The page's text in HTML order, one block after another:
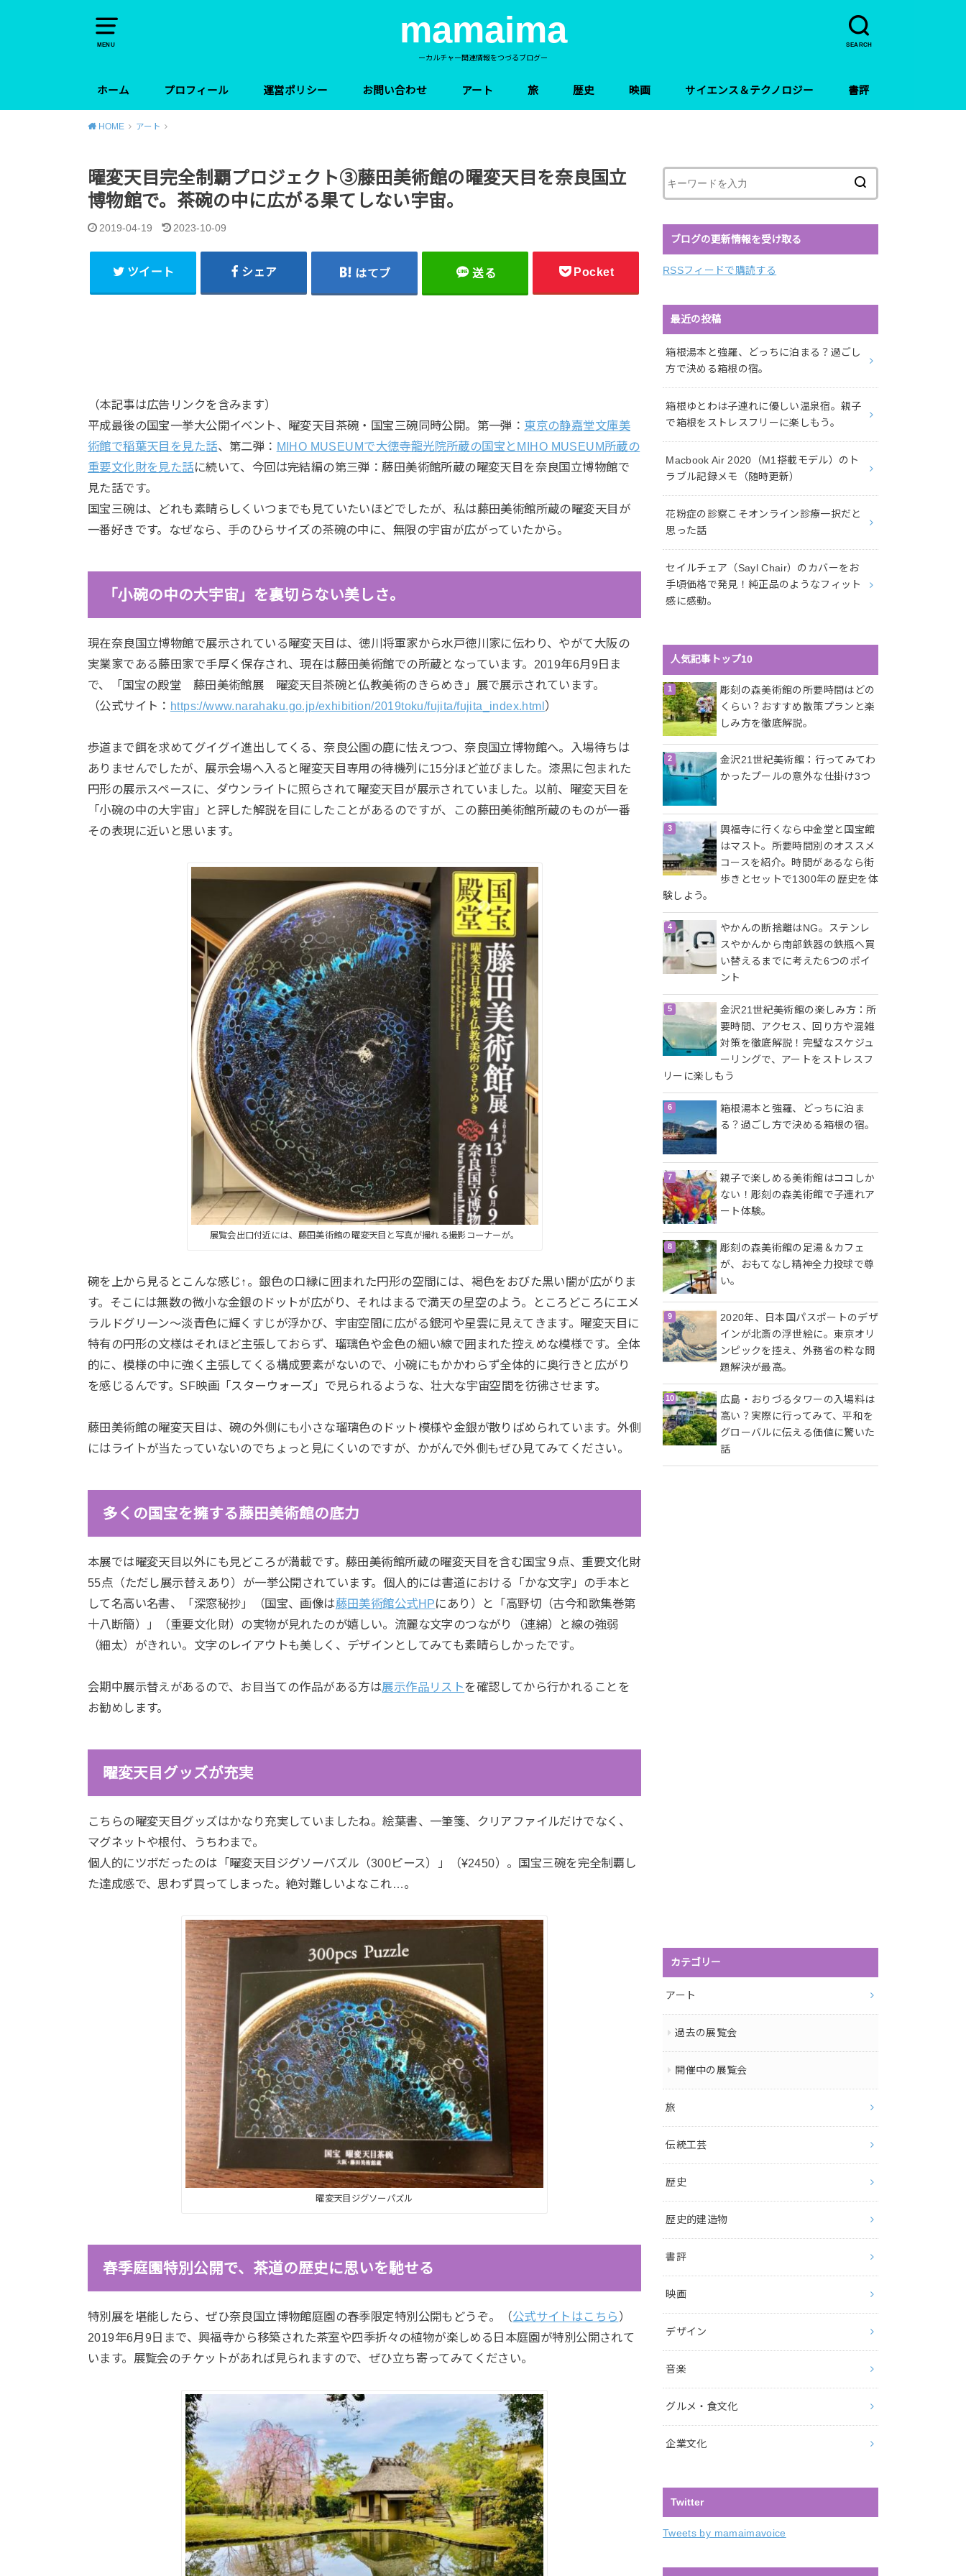
MENU SEARCH
mamaima
ーカルチャー関連情報をつづるブログー
ホーム プロフィール 運営ポリシー お問い合わせ アート 旅 歴史 映画 サイエンス＆テクノロジー 書評
HOME アート
曜変天目完全制覇プロジェクト③藤田美術館の曜変天目を奈良国立
博物館で。茶碗の中に広がる果てしない宇宙。
2019-04-19 2023-10-09
ツイート シェア はてブ 送る Pocket
（本記事は広告リンクを含みます）
平成最後の国宝一挙大公開イベント、曜変天目茶碗・国宝三碗同時公開。第一弾： 東京の静嘉堂文庫美
術館で稲葉天目を見た話、第二弾： MIHO MUSEUMで大徳寺龍光院所蔵の国宝とMIHO MUSEUM所蔵の
重要文化財を見た話に続いて、今回は完結編の第三弾：藤田美術館所蔵の曜変天目を奈良国立博物館で
見た話です。
国宝三碗は、どれも素晴らしくいつまでも見ていたいほどでしたが、私は藤田美術館所蔵の曜変天目が
一番好きです。なぜなら、手のひらサイズの茶碗の中に、無限の宇宙が広がっていたから。
「小碗の中の大宇宙」を裏切らない美しさ。
現在奈良国立博物館で展示されている曜変天目は、徳川将軍家から水戸徳川家に伝わり、やがて大阪の
実業家である藤田家で手厚く保存され、現在は藤田美術館での所蔵となっています。2019年6月9日ま
で、「国宝の殿堂 藤田美術館展 曜変天目茶碗と仏教美術のきらめき」展で展示されています。
（公式サイト： https://www.narahaku.go.jp/exhibition/2019toku/fujita/fujita_index.html）
歩道まで餌を求めてグイグイ進出してくる、奈良公園の鹿に怯えつつ、奈良国立博物館へ。入場待ちは
ありませんでしたが、展示会場へ入ると曜変天目専用の待機列に15分ほど並びました。漆黒に包まれた
円形の展示スペースに、ダウンライトに照らされて曜変天目が展示されていました。以前、曜変天目を
「小碗の中の大宇宙」と評した解説を目にしたことがあるのですが、この藤田美術館所蔵のものが一番
その表現に近いと思います。
展覧会出口付近には、藤田美術館の曜変天目と写真が撮れる撮影コーナーが。
碗を上から見るとこんな感じ↑。銀色の口縁に囲まれた円形の空間には、褐色をおびた黒い闇が広がりま
す。そこには無数の微小な金銀のドットが広がり、それはまるで満天の星空のよう。ところどころにエメ
ラルドグリーン～淡青色に輝くすじが浮かび、宇宙空間に広がる銀河や星雲に見えてきます。曜変天目に
特有の円形の文様はそれほど主張しておらず、瑠璃色や金色の細い線で囲まれた控えめな模様です。全体
的に、模様の中に強く主張してくる構成要素がないので、小碗にもかかわらず全体的に奥行きと広がり
を感じるんです。SF映画「スターウォーズ」で見られるような、壮大な宇宙空間を彷彿させます。
藤田美術館の曜変天目は、碗の外側にも小さな瑠璃色のドット模様や金銀が散りばめられています。外側
にはライトが当たっていないのでちょっと見にくいのですが、かがんで外側もぜひ見てみてください。
多くの国宝を擁する藤田美術館の底力
本展では曜変天目以外にも見どころが満載です。藤田美術館所蔵の曜変天目を含む国宝９点、重要文化財
55点（ただし展示替えあり）が一挙公開されています。個人的には書道における「かな文字」の手本と
して名高い名書、「深窓秘抄」（国宝、画像は藤田美術館公式HPにあり）と「高野切（古今和歌集巻第
十八断簡）」（重要文化財）の実物が見れたのが嬉しい。流麗な文字のつながり（連綿）と線の強弱
（細太）がきれい。文字のレイアウトも美しく、デザインとしてみても素晴らしかったです。
会期中展示替えがあるので、お目当ての作品がある方は展示作品リストを確認してから行かれることを
お勧めします。
曜変天目グッズが充実
こちらの曜変天目グッズはかなり充実していましたね。絵葉書、一筆箋、クリアファイルだけでなく、
マグネットや根付、うちわまで。
個人的にツボだったのは「曜変天目ジグソーパズル（300ピース）」（¥2450）。国宝三碗を完全制覇し
た達成感で、思わず買ってしまった。絶対難しいよなこれ…。
曜変天目ジグソーパズル
春季庭園特別公開で、茶道の歴史に思いを馳せる
特別展を堪能したら、ぜひ奈良国立博物館庭園の春季限定特別公開もどうぞ。（公式サイトはこちら ）
2019年6月9日まで、興福寺から移築された茶室や四季折々の植物が楽しめる日本庭園が特別公開されて
います。展覧会のチケットがあれば見られますので、ぜひ立ち寄ってみてください。
ブログの更新情報を受け取る
RSSフィードで購読する
最近の投稿
箱根湯本と強羅、どっちに泊まる？過ごし
方で決める箱根の宿。
箱根ゆとわは子連れに優しい温泉宿。親子
で箱根をストレスフリーに楽しもう。
Macbook Air 2020（M1搭載モデル）のト
ラブル記録メモ（随時更新）
花粉症の診察こそオンライン診療一択だと
思った話
セイルチェア（Sayl Chair）のカバーをお
手頃価格で発見！純正品のようなフィット
感に感動。
人気記事トップ10
彫刻の森美術館の所要時間はどの
くらい？おすすめ散策プランと楽
しみ方を徹底解説。
金沢21世紀美術館：行ってみてわ
かったプールの意外な仕掛け3つ
興福寺に行くなら中金堂と国宝館
はマスト。所要時間別のオススメ
コースを紹介。時間があるなら街
歩きとセットで1300年の歴史を体
験しよう。
やかんの断捨離はNG。ステンレ
スやかんから南部鉄器の鉄瓶へ買
い替えるまでに考えた6つのポイ
ント
金沢21世紀美術館の楽しみ方：所
要時間、アクセス、回り方や混雑
対策を徹底解説！完璧なスケジュ
ーリングで、アートをストレスフ
リーに楽しもう
箱根湯本と強羅、どっちに泊ま
る？過ごし方で決める箱根の宿。
親子で楽しめる美術館はココしか
ない！彫刻の森美術館で子連れア
ート体験。
彫刻の森美術館の足湯＆カフェ
が、おもてなし精神全力投球で尊
い。
2020年、日本国パスポートのデザ
インが北斎の浮世絵に。東京オリ
ンピックを控え、外務省の粋な問
題解決が最高。
広島・おりづるタワーの入場料は
高い？実際に行ってみて、平和を
グローバルに伝える価値に驚いた
話
カテゴリー
アート
過去の展覧会
開催中の展覧会
旅
伝統工芸
歴史
歴史的建造物
書評
映画
デザイン
音楽
グルメ・食文化
企業文化
Twitter
Tweets by mamaimavoice